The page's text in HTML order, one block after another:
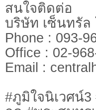
สนใจติดต่อ
บริษัท เซ็นทรั
Phone : 093-
Office : 02-
​​​​​​​Email :
#ภูมิใจนิเวศน์